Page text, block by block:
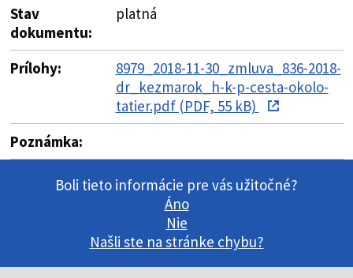
Stav
dokumentu:
platná
Prílohy:
8979_2018-11-30_zmluva_836-2018-
dr_kezmarok_h-k-p-cesta-okolo-
tatier.pdf (PDF, 55 kB)
Poznámka:
Boli tieto informácie pre vás užitočné?
Áno
Nie
Našli ste na stránke chybu?